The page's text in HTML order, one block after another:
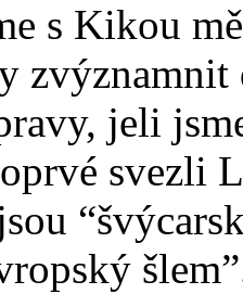
s Kikou
jeli
svezli